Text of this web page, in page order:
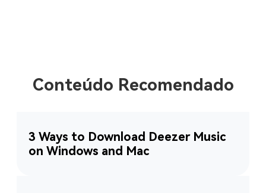
Conteúdo Recomendado
3 Ways to Download Deezer Music
on Windows and Mac